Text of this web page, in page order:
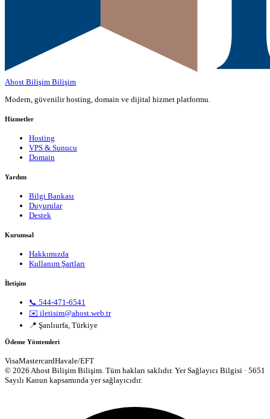
Ahost Bilişim Bilişim
Modern, güvenilir hosting, domain ve dijital hizmet platformu.
Hizmetler
Hosting
VPS & Sunucu
Domain
Yardım
Bilgi Bankası
Duyurular
Destek
Kurumsal
Hakkımızda
Kullanım Şartları
İletişim
📞 544-471-6541
✉️ iletisim@ahost.web.tr
📍 Şanlıurfa, Türkiye
Ödeme Yöntemleri
VisaMastercardHavale/EFT
© 2026 Ahost Bilişim Bilişim. Tüm hakları saklıdır. Yer Sağlayıcı Bilgisi · 5651
Sayılı Kanun kapsamında yer sağlayıcıdır.